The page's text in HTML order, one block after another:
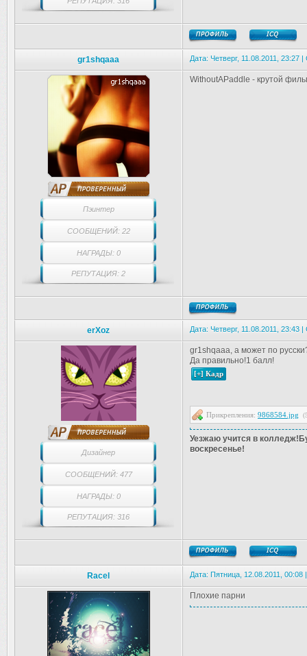
gr1shqaaa Дата: Четверг, 11.08.2011, 23:27
Пэинтер
СООБЩЕНИЙ: 22
НАГРАДЫ: 0
РЕПУТАЦИЯ: 2
WithoutAPaddle - крутой
erXoz Дата: Четверг, 11.08.2011, 23:43
Дизайнер
СООБЩЕНИЙ: 477
НАГРАДЫ: 0
РЕПУТАЦИЯ: 316
gr1shqaaa, а может по
Да правильно!1 балл!
Прикрепления: 9868584.jpg
Уезжаю учится в
воскресенье!
Racel Дата: Пятница, 12.08.2011,
Плохие парни